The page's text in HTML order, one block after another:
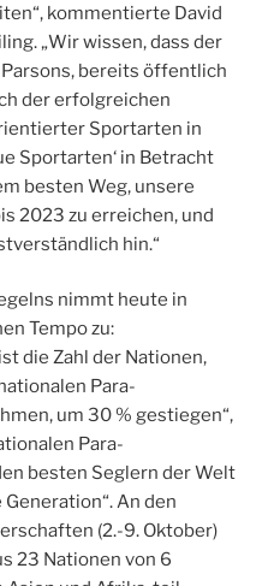
kommentierte David
„Wir wissen, dass der
bereits öffentlich
der erfolgreichen
Sportarten in
Sportarten‘ in Betracht
besten Weg, unsere
2023 zu erreichen, und
hin.“
nimmt heute in
Tempo zu:
die Zahl der Nationen,
Para-
um 30 % gestiegen“,
Para-
besten Seglern der Welt
An den
(2.-9. Oktober)
23 Nationen von 6